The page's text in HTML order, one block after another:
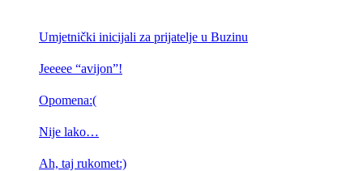
Umjetnički inicijali za prijatelje u Buzinu
Jeeeee “avijon”!
Opomena:(
Nije lako…
Ah, taj rukomet:)